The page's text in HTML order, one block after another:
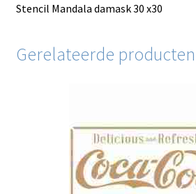
Stencil Mandala damask 30 x30
Gerelateerde producten